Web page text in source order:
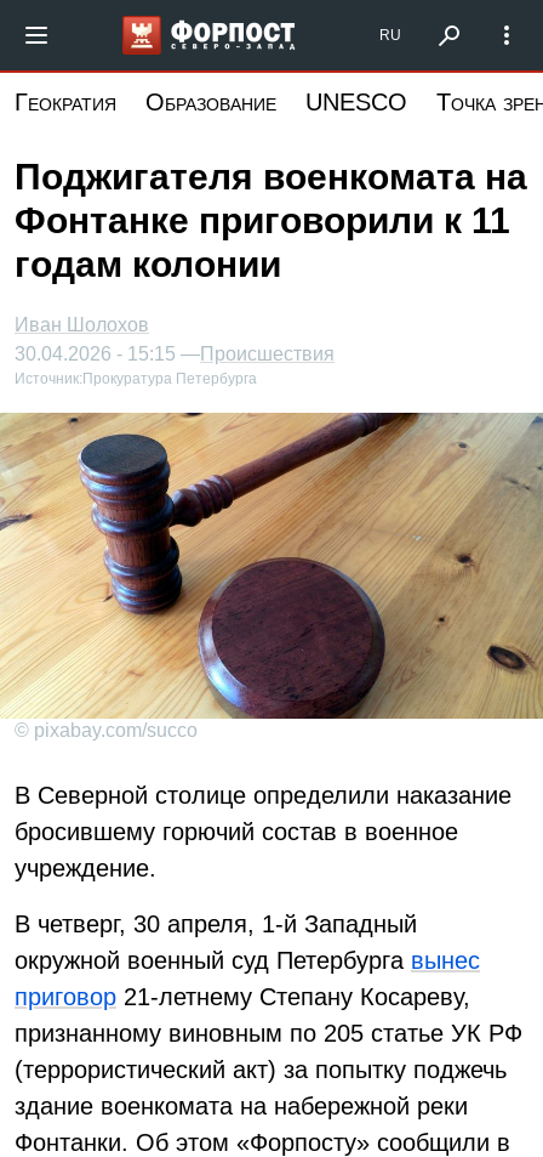
основному
Форпост Северо-Запад
RU
Геократия Образование UNESCO Точка
Поджигателя военкомата на
Фонтанке приговорили к 11
годам колонии
Иван Шолохов
30.04.2026 - 15:15 —Происшествия
Источник: Прокуратура Петербурга
© pixabay.com/succo
В Северной столице определили наказание
бросившему горючий состав в военное
учреждение.
В четверг, 30 апреля, 1-й Западный
окружной военный суд Петербурга вынес
приговор 21-летнему Степану Косареву,
признанному виновным по 205 статье УК РФ
(террористический акт) за попытку поджечь
здание военкомата на набережной реки
Фонтанки. Об этом «Форпосту» сообщили в